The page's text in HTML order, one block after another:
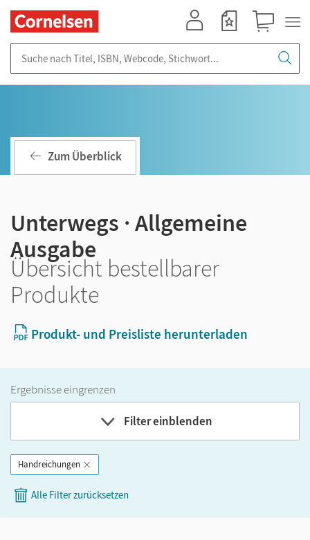
Zum Überblick
Unterwegs · Allgemeine
Ausgabe
Übersicht bestellbarer
Produkte
Produkt- und Preisliste herunterladen
Ergebnisse eingrenzen
Filter einblenden
Band
Handreichungen
Alle Filter zurücksetzen